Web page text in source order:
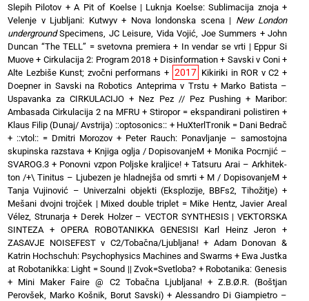
Slepih Pilotov +A Pit of Koelse | Luknja Koelse: Sublimacija znoja+
Velenje v Ljubljani: Kutwyv+ Nova londonska scena | New London
undergroundSpecimens, JC Leisure, Vida Vojić, Joe Summers +John
Duncan “The TELL” = svetovna premiera+ In vendar se vrti | Eppur Si
Muove + Cirkulacija 2: Program 2018 + Disinformation + Savski v Coni+
Alte Lezbiše Kunst; zvočni performans + 2017 Kikiriki in ROR v C2 +
Doepner in Savski na Robotics Anteprima v Trstu+ Marko Batista –
Uspavanka za CIRKULACIJO + Nez Pez // Pez Pushing+ Maribor:
Ambasada Cirkulacija 2 na MFRU + Stiropor = ekspandirani polistiren +
Klaus Filip (Dunaj/ Avstrija) ::optosonics:: + HuXterlTronik = Dani Bedrač
+ ::vtol:: = Dmitri Morozov + Peter Rauch: Ponavljanje – samostojna
skupinska razstava+ Knjiga oglja / DopisovanjeM + Monika Pocrnjić –
SVAROG.3 + Ponovni vzpon Poljske kraljice! +Tatsuru Arai – Arkhitek-
ton /+\ Tinitus – Ljubezen je hladnejša od smrti + M / DopisovanjeM +
Tanja Vujinović – Univerzalni objekti (Eksplozije, BBFs2, Tihožitje) +
Mešani dvojni trojček | Mixed double triplet = Mike Hentz, Javier Areal
Vélez, Strunarja+ Derek Holzer – VECTOR SYNTHESIS | VEKTORSKA
SINTEZA + OPERA ROBOTANIKKA GENESISI Karl Heinz Jeron +
ZASAVJE NOISEFEST v C2/Tobačna/Ljubljana!+ Adam Donovan &
Katrin Hochschuh: Psychophysics Machines and Swarms + Ewa Justka
at Robotanikka: Light = Sound || Zvok=Svetloba? + Robotanika: Genesis
+ Mini Maker Faire @ C2 Tobačna Ljubljana!+ Z.B.Ø.R. (Boštjan
Perovšek, Marko Košnik, Borut Savski) +Alessandro Di Giampietro –